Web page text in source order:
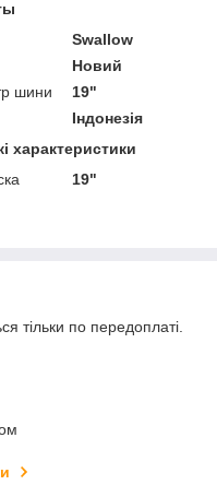
Swallow
Новий
шини
19"
Індонезія
характеристики
19"
тільки по передоплаті.